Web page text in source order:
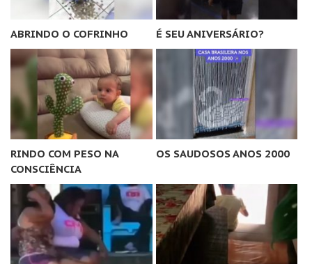
ABRINDO O COFRINHO É SEU ANIVERSÁRIO?
RINDO COM PESO NA
CONSCIÊNCIA
OS SAUDOSOS ANOS 2000